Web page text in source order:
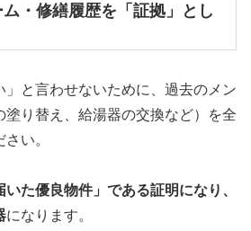
・修繕履歴を「証拠」とし
」と言わせないために、過去のメン
塗り替え、給湯器の交換など）を全
い。
いた優良物件」である証明になり、
になります。